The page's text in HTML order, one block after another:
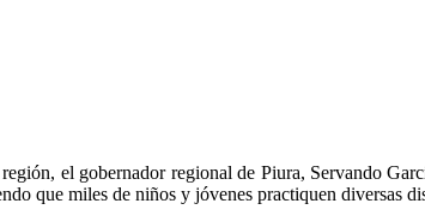
el gobernador regional de Piura, Servando
que miles de niños y jóvenes practiquen diversas